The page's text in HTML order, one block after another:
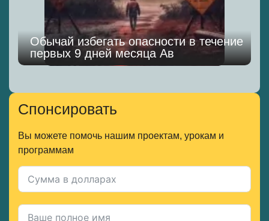
Обычай избегать опасности в течение
первых 9 дней месяца Ав
Спонсировать
Вы можете помочь нашим проектам, урокам и
программам